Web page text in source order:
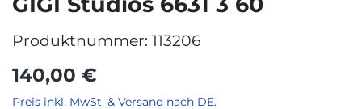
Produktnummer: 113206
140,00 €
Preis inkl. MwSt. & Versand nach DE.